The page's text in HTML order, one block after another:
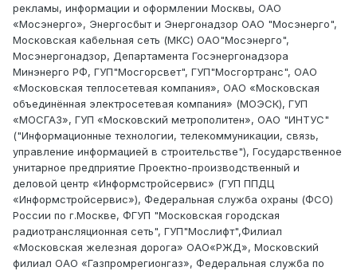
рекламы, информации и оформлении Москвы, ОАО
«Мосэнерго», Энергосбыт и Энергонадзор ОАО "Мосэнерго",
Московская кабельная сеть (МКС) ОАО"Мосэнерго",
Мосэнергонадзор, Департамента Госэнергонадзора
Минэнерго РФ, ГУП"Мосгорсвет", ГУП"Мосгортранс", ОАО
«Московская теплосетевая компания», ОАО «Московская
объединённая электросетевая компания» (МОЭСК), ГУП
«МОСГАЗ», ГУП «Московский метрополитен», ОАО "ИНТУС"
("Информационные технологии, телекоммуникации, связь,
управление информацией в строительстве"), Государственное
унитарное предприятие Проектно-производственный и
деловой центр «Информстройсервис» (ГУП ППДЦ
«Информстройсервис»), Федеральная служба охраны (ФСО)
России по г.Москве, ФГУП "Московская городская
радиотрансляционная сеть", ГУП"Мослифт",Филиал
«Московская железная дорога» ОАО«РЖД», Московский
филиал ОАО «Газпромрегионгаз», Федеральная служба по